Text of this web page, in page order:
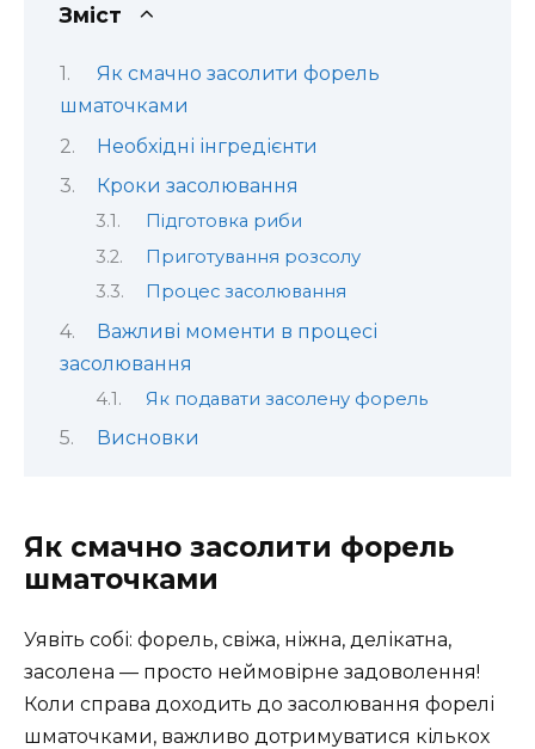
Зміст
Як смачно засолити форель
шматочками
Необхідні інгредієнти
Кроки засолювання
Підготовка риби
Приготування розсолу
Процес засолювання
Важливі моменти в процесі
засолювання
Як подавати засолену форель
Висновки
Як смачно засолити форель
шматочками
Уявіть собі: форель, свіжа, ніжна, делікатна,
засолена — просто неймовірне задоволення!
Коли справа доходить до засолювання форелі
шматочками, важливо дотримуватися кількох